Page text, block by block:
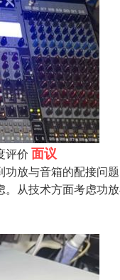
评价 面议
放与音箱的配接问
从技术方面考虑功